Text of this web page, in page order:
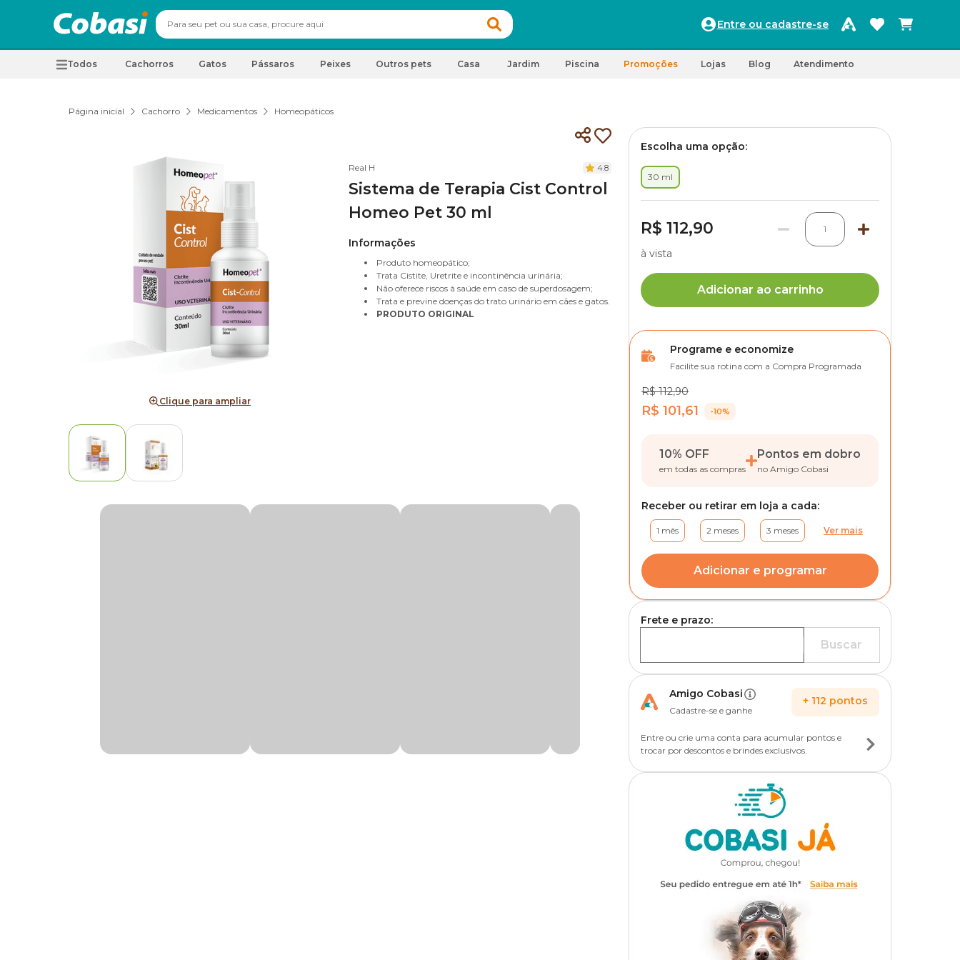
Entre ou cadastre-se
Todos Cachorros Gatos Pássaros Peixes Outros pets Casa Jardim Piscina Promoções Lojas Blog Atendimento
Página inicial Cachorro Medicamentos Homeopáticos
Clique para ampliar
Real H 4.8
Sistema de Terapia Cist Control
Homeo Pet 30 ml
Informações
Produto homeopático;
Trata Cistite, Uretrite e incontinência urinária;
Não oferece riscos à saúde em caso de superdosagem;
Trata e previne doenças do trato urinário em cães e gatos.
PRODUTO ORIGINAL
Escolha uma opção:
30 ml
R$ 112,90 1
à vista
Adicionar ao carrinho
Programe e economize
Facilite sua rotina com a Compra Programada
R$ 112,90
R$ 101,61 -10%
10% OFF
em todas as compras
Pontos em dobro
no Amigo Cobasi
Receber ou retirar em loja a cada:
1 mês 2 meses 3 meses Ver mais
Adicionar e programar
Frete e prazo:
Buscar
Amigo Cobasi
Cadastre-se e ganhe
+ 112 pontos
Entre ou crie uma conta para acumular pontos e
trocar por descontos e brindes exclusivos.